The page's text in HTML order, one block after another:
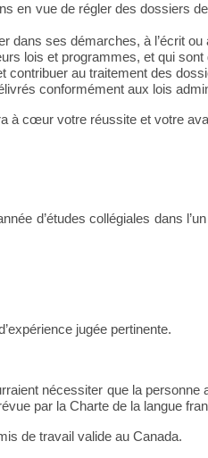
en vue de régler des dossiers
dans ses démarches, à l’écrit ou
lois et programmes, et qui
contribuer au traitement des
conformément aux lois
à cœur votre réussite et votre
d’études collégiales dans
jugée pertinente.
nécessiter que la personne
par la Charte de la langue
de travail valide au Canada.